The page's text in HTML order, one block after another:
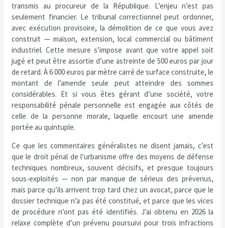
transmis au procureur de la République. L’enjeu n’est pas
seulement financier. Le tribunal correctionnel peut ordonner,
avec exécution provisoire, la démolition de ce que vous avez
construit — maison, extension, local commercial ou bâtiment
industriel. Cette mesure s’impose avant que votre appel soit
jugé et peut être assortie d’une astreinte de 500 euros par jour
de retard. À 6 000 euros par mètre carré de surface construite, le
montant de l’amende seule peut atteindre des sommes
considérables. Et si vous êtes gérant d’une société, votre
responsabilité pénale personnelle est engagée aux côtés de
celle de la personne morale, laquelle encourt une amende
portée au quintuple.
Ce que les commentaires généralistes ne disent jamais, c’est
que le droit pénal de l’urbanisme offre des moyens de défense
techniques nombreux, souvent décisifs, et presque toujours
sous-exploités — non par manque de sérieux des prévenus,
mais parce qu’ils arrivent trop tard chez un avocat, parce que le
dossier technique n’a pas été constitué, et parce que les vices
de procédure n’ont pas été identifiés. J’ai obtenu en 2026 la
relaxe complète d’un prévenu poursuivi pour trois infractions